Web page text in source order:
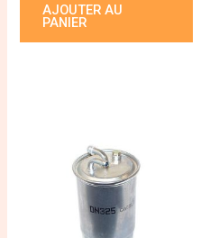
AJOUTER AU
PANIER